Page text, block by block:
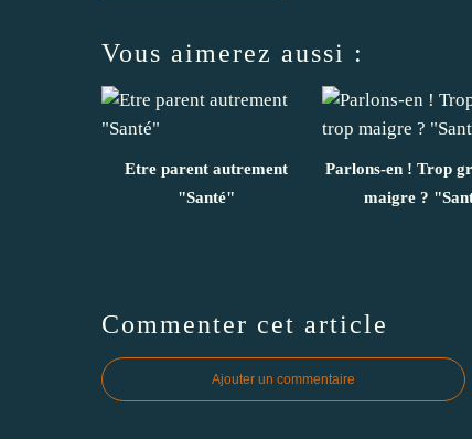
Vous aimerez aussi :
Etre parent autrement
"Santé"
Parlons-en ! Trop
maigre ?
Commenter cet article
Ajouter un commentaire